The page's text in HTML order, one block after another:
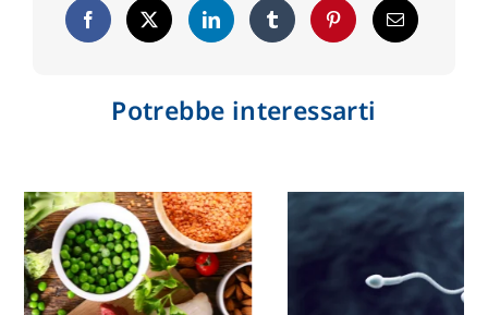
Potrebbe interessarti